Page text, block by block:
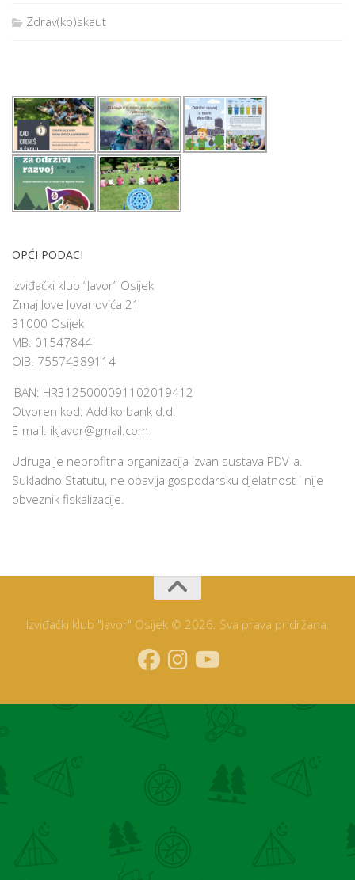
Zdrav(ko)skaut
OPĆI PODACI
Izviđački klub “Javor” Osijek
Zmaj Jove Jovanovića 21
31000 Osijek
MB: 01547844
OIB: 75574389114
IBAN: HR3125000091102019412
Otvoren kod: Addiko bank d.d.
E-mail: ikjavor@gmail.com
Udruga je neprofitna organizacija izvan sustava PDV-a.
Sukladno Statutu, ne obavlja gospodarsku djelatnost i nije
obveznik fiskalizacije.
Izviđački klub "Javor" Osijek © 2026. Sva prava pridržana.